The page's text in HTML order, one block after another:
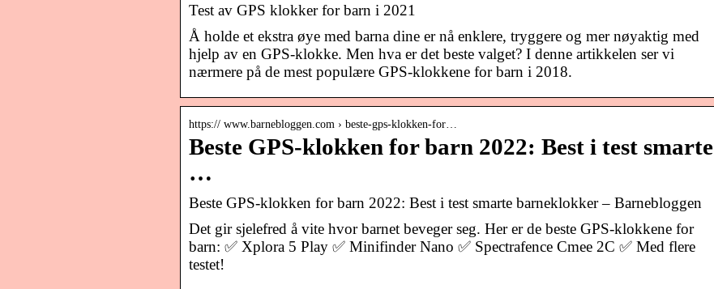
Test av GPS klokker for barn i 2021
Å holde et ekstra øye med barna dine er nå enklere, tryggere og mer nøyaktig med
hjelp av en GPS-klokke. Men hva er det beste valget? I denne artikkelen ser vi
nærmere på de mest populære GPS-klokkene for barn i 2018.
https:// www.barnebloggen.com › beste-gps-klokken-for…
Beste GPS-klokken for barn 2022: Best i test smarte
…
Beste GPS-klokken for barn 2022: Best i test smarte barneklokker – Barnebloggen
Det gir sjelefred å vite hvor barnet beveger seg. Her er de beste GPS-klokkene for
barn: ✅ Xplora 5 Play ✅ Minifinder Nano ✅ Spectrafence Cmee 2C ✅ Med flere
testet!